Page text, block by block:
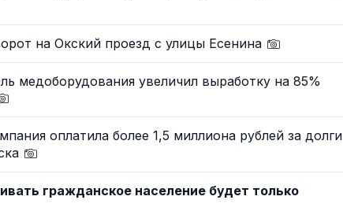
на Окский проезд с улицы Есенина
медоборудования увеличил выработку на 85%
оплатила более 1,5 миллиона рублей за долги
гражданское население будет только